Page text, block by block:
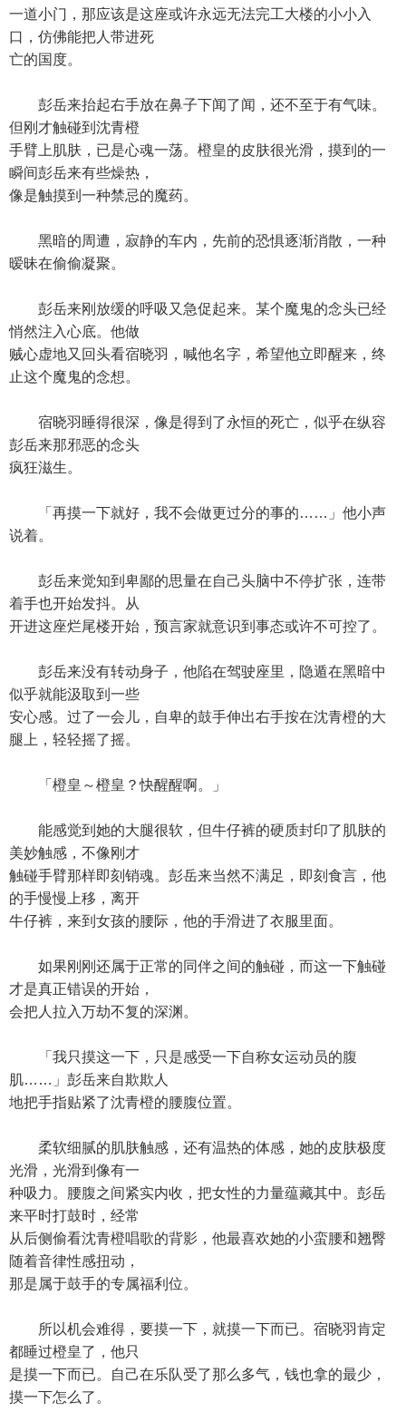
一道小门，那应该是这座或许永远无法完工大楼的小小入
口，仿佛能把人带进死
亡的国度。
彭岳来抬起右手放在鼻子下闻了闻，还不至于有气味。
但刚才触碰到沈青橙
手臂上肌肤，已是心魂一荡。橙皇的皮肤很光滑，摸到的一
瞬间彭岳来有些燥热，
像是触摸到一种禁忌的魔药。
黑暗的周遭，寂静的车内，先前的恐惧逐渐消散，一种
暧昧在偷偷凝聚。
彭岳来刚放缓的呼吸又急促起来。某个魔鬼的念头已经
悄然注入心底。他做
贼心虚地又回头看宿晓羽，喊他名字，希望他立即醒来，终
止这个魔鬼的念想。
宿晓羽睡得很深，像是得到了永恒的死亡，似乎在纵容
彭岳来那邪恶的念头
疯狂滋生。
「再摸一下就好，我不会做更过分的事的……」他小声
说着。
彭岳来觉知到卑鄙的思量在自己头脑中不停扩张，连带
着手也开始发抖。从
开进这座烂尾楼开始，预言家就意识到事态或许不可控了。
彭岳来没有转动身子，他陷在驾驶座里，隐遁在黑暗中
似乎就能汲取到一些
安心感。过了一会儿，自卑的鼓手伸出右手按在沈青橙的大
腿上，轻轻摇了摇。
「橙皇～橙皇？快醒醒啊。」
能感觉到她的大腿很软，但牛仔裤的硬质封印了肌肤的
美妙触感，不像刚才
触碰手臂那样即刻销魂。彭岳来当然不满足，即刻食言，他
的手慢慢上移，离开
牛仔裤，来到女孩的腰际，他的手滑进了衣服里面。
如果刚刚还属于正常的同伴之间的触碰，而这一下触碰
才是真正错误的开始，
会把人拉入万劫不复的深渊。
「我只摸这一下，只是感受一下自称女运动员的腹
肌……」彭岳来自欺欺人
地把手指贴紧了沈青橙的腰腹位置。
柔软细腻的肌肤触感，还有温热的体感，她的皮肤极度
光滑，光滑到像有一
种吸力。腰腹之间紧实内收，把女性的力量蕴藏其中。彭岳
来平时打鼓时，经常
从后侧偷看沈青橙唱歌的背影，他最喜欢她的小蛮腰和翘臀
随着音律性感扭动，
那是属于鼓手的专属福利位。
所以机会难得，要摸一下，就摸一下而已。宿晓羽肯定
都睡过橙皇了，他只
是摸一下而已。自己在乐队受了那么多气，钱也拿的最少，
摸一下怎么了。